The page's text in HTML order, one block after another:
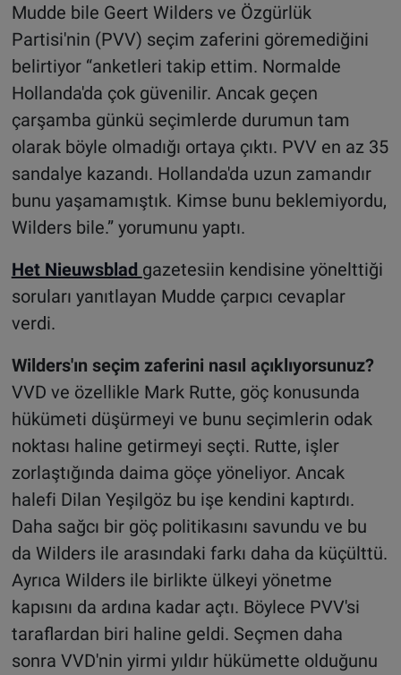
Mudde bile Geert Wilders ve Özgürlük
Partisi'nin (PVV) seçim zaferini göremediğini
belirtiyor “anketleri takip ettim. Normalde
Hollanda'da çok güvenilir. Ancak geçen
çarşamba günkü seçimlerde durumun tam
olarak böyle olmadığı ortaya çıktı. PVV en az 35
sandalye kazandı. Hollanda'da uzun zamandır
bunu yaşamamıştık. Kimse bunu beklemiyordu,
Wilders bile.” yorumunu yaptı.
Het Nieuwsblad gazetesiin kendisine yönelttiği
soruları yanıtlayan Mudde çarpıcı cevaplar
verdi.
Wilders'ın seçim zaferini nasıl açıklıyorsunuz?
VVD ve özellikle Mark Rutte, göç konusunda
hükümeti düşürmeyi ve bunu seçimlerin odak
noktası haline getirmeyi seçti. Rutte, işler
zorlaştığında daima göçe yöneliyor. Ancak
halefi Dilan Yeşilgöz bu işe kendini kaptırdı.
Daha sağcı bir göç politikasını savundu ve bu
da Wilders ile arasındaki farkı daha da küçülttü.
Ayrıca Wilders ile birlikte ülkeyi yönetme
kapısını da ardına kadar açtı. Böylece PVV'si
taraflardan biri haline geldi. Seçmen daha
sonra VVD'nin yirmi yıldır hükümette olduğunu